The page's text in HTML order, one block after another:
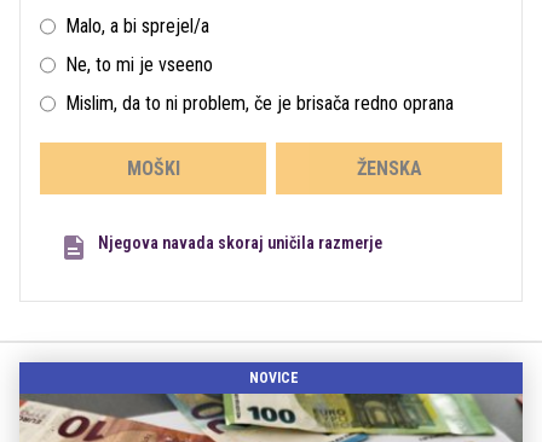
Malo, a bi sprejel/a
Ne, to mi je vseeno
Mislim, da to ni problem, če je brisača redno oprana
MOŠKI ŽENSKA
Njegova navada skoraj uničila razmerje
NOVICE